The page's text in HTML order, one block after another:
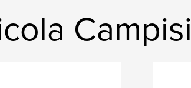
Campisi